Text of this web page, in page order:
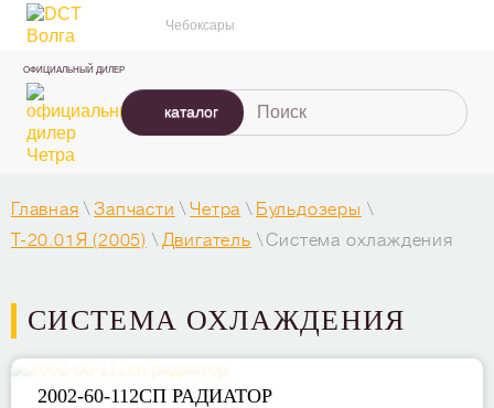
Чебоксары
ОФИЦИАЛЬНЫЙ ДИЛЕР
каталог
Главная \Запчасти \Четра \ Бульдозеры \
T-20.01Я (2005) \Двигатель \Система охлаждения
СИСТЕМА ОХЛАЖДЕНИЯ
2002-60-112СП РАДИАТОР